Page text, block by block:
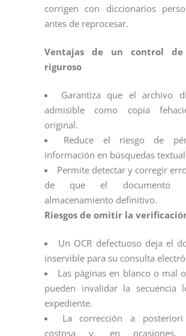
corrigen con diccionarios
antes de reprocesar.
Ventajas de un control de
riguroso
Garantiza que el archivo
admisible como copia
original.
Reduce el riesgo de
información en búsquedas
Permite detectar y corregir
de que el documento
almacenamiento definitivo.
Riesgos de omitir la
Un OCR defectuoso deja el
inservible para su consulta
Las páginas en blanco o mal
pueden invalidar la secuencia
expediente.
La corrección a
costosa y, en ocasiones,